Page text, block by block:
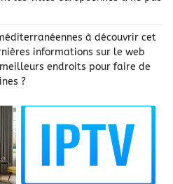
à découvrir cet
informations sur le web
endroits pour faire de
?